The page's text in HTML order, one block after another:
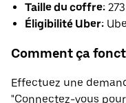
Taille du coffre:
Éligibilité Uber:
Comment ça
Effectuez une
"Connectez-vous